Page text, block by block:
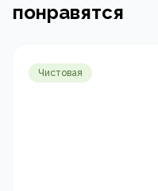
понравятся
Чистовая